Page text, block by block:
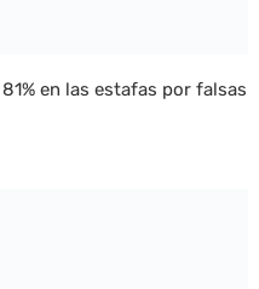
en las estafas por falsas